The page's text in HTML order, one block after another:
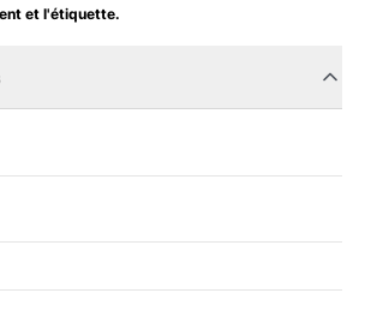
et l'étiquette.